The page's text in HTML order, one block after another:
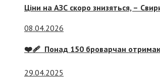
Ціни на АЗС скоро знизяться, –
08.04.2026
❤️‍🩹 Понад 150 броварчан
29.04.2025